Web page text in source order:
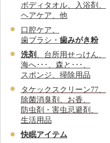
ボディタオル、入浴剤、
ヘアケア、他
口腔ケア、
歯ブラシ・ 歯みがき粉
洗剤
、台所用せっけん、
海へ･･･、森と･･･、
スポンジ、掃除用品
タケックスクリーン77、
除菌消臭剤、お香、
防虫剤・害虫忌避剤、
生活用品
快眠アイテム